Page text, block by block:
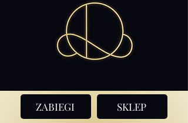
ZABIEGI SKLEP